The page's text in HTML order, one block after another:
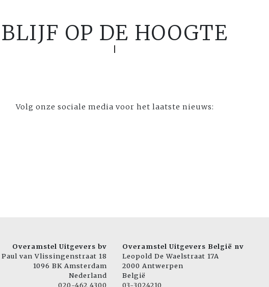
BLIJF OP DE HOOGTE
Volg onze sociale media voor het laatste nieuws:
Overamstel Uitgevers bv
Paul van Vlissingenstraat 18
1096 BK Amsterdam
Nederland
020-462 4300
Overamstel Uitgevers België nv
Leopold De Waelstraat 17A
2000 Antwerpen
België
03-3024210